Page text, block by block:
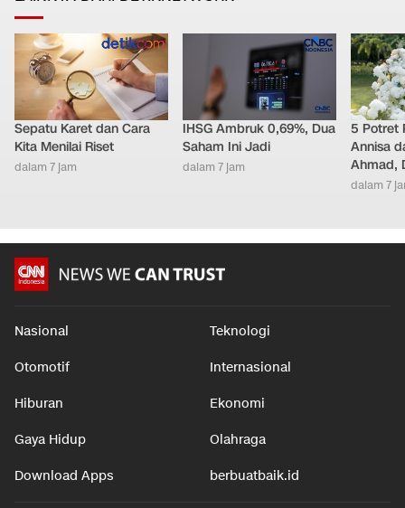
Sepatu Karet dan Cara
Kita Menilai Riset
dalam 7 jam
IHSG Ambruk 0,69%, Dua
Saham Ini Jadi
dalam 7 jam
5 Potret
Annisa
Ahmad,
dalam 7
Nasional Teknologi
Otomotif Internasional
Hiburan Ekonomi
Gaya Hidup Olahraga
Download Apps berbuatbaik.id